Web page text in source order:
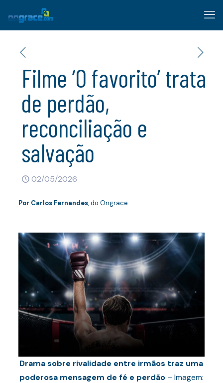
Filme ‘O favorito’ trata
de perdão,
reconciliação e
salvação
02/05/2026
Por Carlos Fernandes, do Ongrace
Drama sobre rivalidade entre irmãos traz uma
poderosa mensagem de fé e perdão– Imagem: